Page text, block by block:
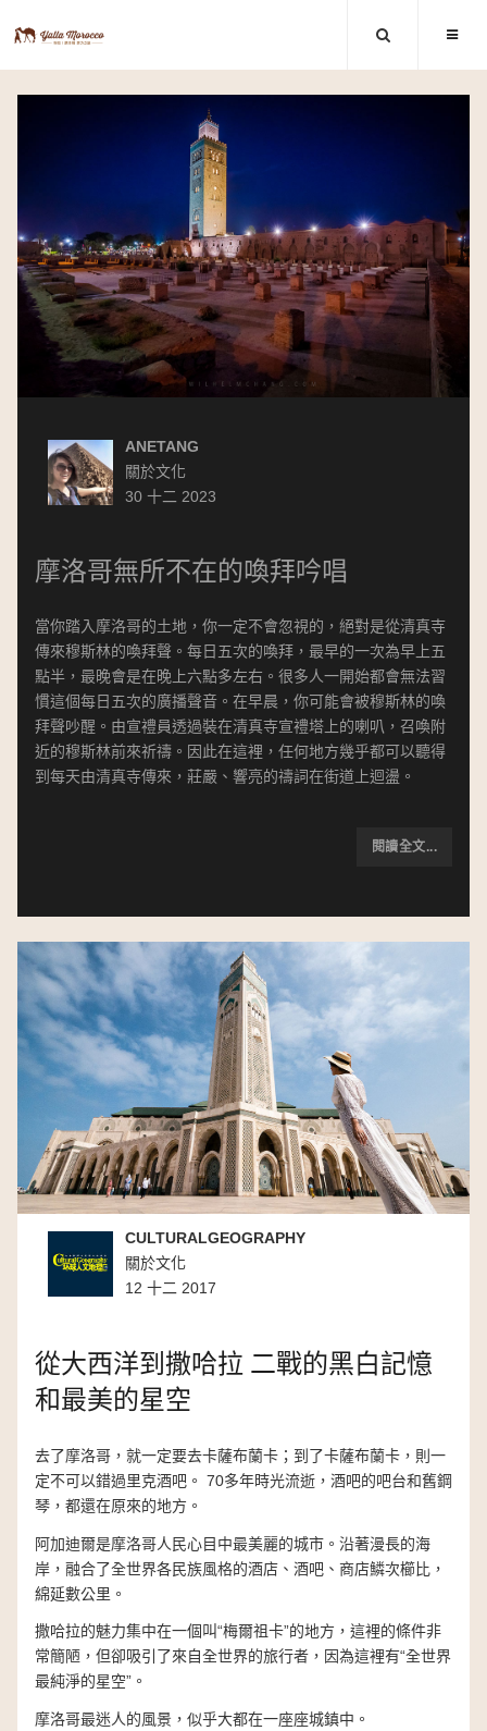
ANETANG
關於文化
30 十二 2023
摩洛哥無所不在的喚拜吟唱
當你踏入摩洛哥的土地，你一定不會忽視的，絕對是從清真寺
傳來穆斯林的喚拜聲。每日五次的喚拜，最早的一次為早上五
點半，最晚會是在晚上六點多左右。很多人一開始都會無法習
慣這個每日五次的廣播聲音。在早晨，你可能會被穆斯林的喚
拜聲吵醒。由宣禮員透過裝在清真寺宣禮塔上的喇叭，召喚附
近的穆斯林前來祈禱。因此在這裡，任何地方幾乎都可以聽得
到每天由清真寺傳來，莊嚴、響亮的禱詞在街道上迴盪。
閱讀全文...
CULTURALGEOGRAPHY
關於文化
12 十二 2017
從大西洋到撒哈拉 二戰的黑白記憶
和最美的星空
去了摩洛哥，就一定要去卡薩布蘭卡；到了卡薩布蘭卡，則一
定不可以錯過里克酒吧。 70多年時光流逝，酒吧的吧台和舊鋼
琴，都還在原來的地方。
阿加迪爾是摩洛哥人民心目中最美麗的城市。沿著漫長的海
岸，融合了全世界各民族風格的酒店、酒吧、商店鱗次櫛比，
綿延數公里。
撒哈拉的魅力集中在一個叫“梅爾祖卡”的地方，這裡的條件非
常簡陋，但卻吸引了來自全世界的旅行者，因為這裡有“全世界
最純淨的星空”。
摩洛哥最迷人的風景，似乎大都在一座座城鎮中。